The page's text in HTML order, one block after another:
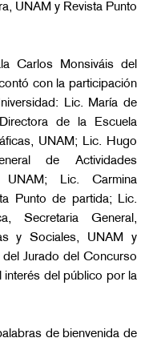
UNAM y Revista Punto
Carlos Monsiváis del
con la participación
Lic. María de
de la Escuela
UNAM; Lic. Hugo
de Actividades
UNAM; Lic. Carmina
Punto de partida; Lic.
Secretaria General,
y Sociales, UNAM y
del Jurado del Concurso
interés del público por la
de bienvenida de